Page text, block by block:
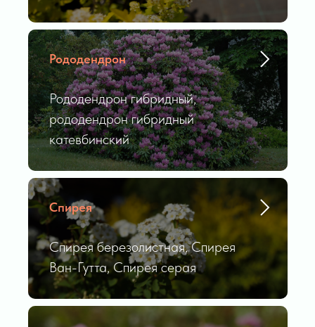
Рододендрон
Рододендрон гибридный,
рододендрон гибридный
катевбинский
Спирея
Спирея березолистная, Спирея
Ван-Гутта, Спирея серая